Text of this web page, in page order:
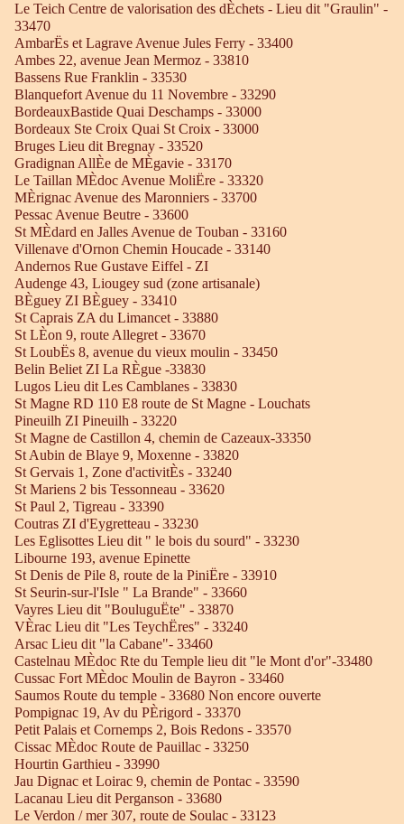
Le Teich Centre de valorisation des dÈchets - Lieu dit "Graulin" -
33470
AmbarËs et Lagrave Avenue Jules Ferry - 33400
Ambes 22, avenue Jean Mermoz - 33810
Bassens Rue Franklin - 33530
Blanquefort Avenue du 11 Novembre - 33290
BordeauxBastide Quai Deschamps - 33000
Bordeaux Ste Croix Quai St Croix - 33000
Bruges Lieu dit Bregnay - 33520
Gradignan AllÈe de MÈgavie - 33170
Le Taillan MÈdoc Avenue MoliËre - 33320
MÈrignac Avenue des Maronniers - 33700
Pessac Avenue Beutre - 33600
St MÈdard en Jalles Avenue de Touban - 33160
Villenave d'Ornon Chemin Houcade - 33140
Andernos Rue Gustave Eiffel - ZI
Audenge 43, Liougey sud (zone artisanale)
BÈguey ZI BÈguey - 33410
St Caprais ZA du Limancet - 33880
St LÈon 9, route Allegret - 33670
St LoubËs 8, avenue du vieux moulin - 33450
Belin Beliet ZI La RÈgue -33830
Lugos Lieu dit Les Camblanes - 33830
St Magne RD 110 E8 route de St Magne - Louchats
Pineuilh ZI Pineuilh - 33220
St Magne de Castillon 4, chemin de Cazeaux-33350
St Aubin de Blaye 9, Moxenne - 33820
St Gervais 1, Zone d'activitÈs - 33240
St Mariens 2 bis Tessonneau - 33620
St Paul 2, Tigreau - 33390
Coutras ZI d'Eygretteau - 33230
Les Eglisottes Lieu dit " le bois du sourd" - 33230
Libourne 193, avenue Epinette
St Denis de Pile 8, route de la PiniËre - 33910
St Seurin-sur-l'Isle " La Brande" - 33660
Vayres Lieu dit "BouluguËte" - 33870
VÈrac Lieu dit "Les TeychËres" - 33240
Arsac Lieu dit "la Cabane"- 33460
Castelnau MÈdoc Rte du Temple lieu dit "le Mont d'or"-33480
Cussac Fort MÈdoc Moulin de Bayron - 33460
Saumos Route du temple - 33680 Non encore ouverte
Pompignac 19, Av du PÈrigord - 33370
Petit Palais et Cornemps 2, Bois Redons - 33570
Cissac MÈdoc Route de Pauillac - 33250
Hourtin Garthieu - 33990
Jau Dignac et Loirac 9, chemin de Pontac - 33590
Lacanau Lieu dit Perganson - 33680
Le Verdon / mer 307, route de Soulac - 33123